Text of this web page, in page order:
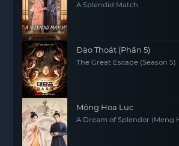
A Splendid Match
Đào Thoát (Phần 5)
The Great Escape (Season 5)
Mộng Hoa Lục
A Dream of Splendor (Meng